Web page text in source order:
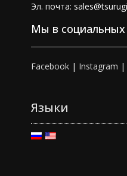
Эл. почта:
Мы в социальных
Facebook | Instagram |
Языки